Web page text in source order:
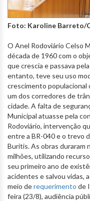
Foto: Karoline Barreto/
O Anel Rodoviário Celso
década de 1960 com o
que crescia e passava
entanto, teve seu uso
crescimento populacional
um dos corredores de
cidade. A falta de
Municipal atuasse pela
Rodoviário, intervenção
entre a BR-040 e o trevo
Buritis. As obras duraram
milhões, utilizando
seu primeiro ano de
acidentes e salvou vidas,
meio derequerimento de
feira (23/8), audiência